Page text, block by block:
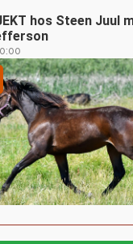
hos Steen Juul